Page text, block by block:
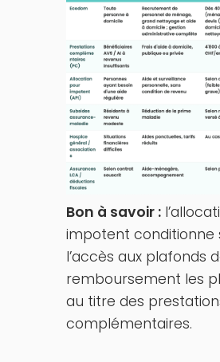
Bon à savoir :
impotent conditionne
l’accès aux plafonds
remboursement les
au titre des
complémentaires.